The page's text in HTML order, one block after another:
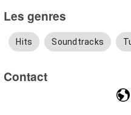
Les genres
Hits Soundtracks
Contact